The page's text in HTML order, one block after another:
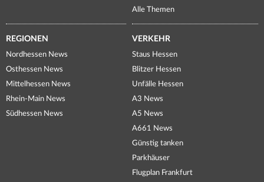
Alle Themen
REGIONEN
Nordhessen News
Osthessen News
Mittelhessen News
Rhein-Main News
Südhessen News
VERKEHR
Staus Hessen
Blitzer Hessen
Unfälle Hessen
A3 News
A5 News
A661 News
Günstig tanken
Parkhäuser
Flugplan Frankfurt